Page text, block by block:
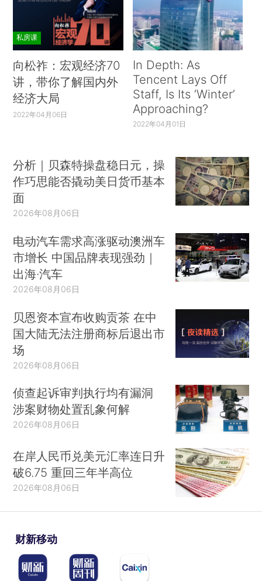
私房课
向松祚：宏观经济70
讲，带你了解国内外
经济大局
2022年04月06日
In Depth: As
Tencent Lays Off
Staff, Is Its ‘Winter’
Approaching?
2022年04月01日
分析｜贝森特操盘稳日元，操
作巧思能否撬动美日货币基本
面
2026年08月06日
电动汽车需求高涨驱动澳洲车
市增长 中国品牌表现强劲｜
出海·汽车
2026年08月06日
贝恩资本宣布收购贡茶 在中
国大陆无法注册商标后退出市
场
2026年08月06日
侦查起诉审判执行均有漏洞
涉案财物处置乱象何解
2026年08月06日
在岸人民币兑美元汇率连日升
破6.75 重回三年半高位
2026年08月06日
财新移动